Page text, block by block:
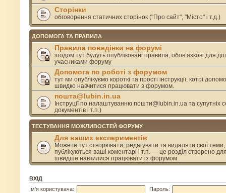
Сторінки
обговорення статичних сторінок ("Про сайт", "Місто" і т.д.)
ДОПОМОГА ТА ПРАВИЛА
Правила поведінки на форумі
згодом тут будуть опубліковані правила, обов’язкові для
учасниками форуму
Допомога по роботі з форумом
тут ми опублікуємо короткі та прості інструкції, котрі
швидко навчитися працювати з форумом.
пошта@lubin.in.ua
Інструції по налаштуванню пошти@lubin.in.ua та супутніх
документів і т.п.)
ТЕСТУВАННЯ МОЖЛИВОСТЕЙ ФОРУМУ
Для ваших експериментів
Можете тут створювати, редагувати та видаляти свої теми,
публікуються ваші коментарі і т.п. — це розділ створено
швидше навчилися працювати із форумом.
ВХІД
Ім'я користувача:
Пароль: